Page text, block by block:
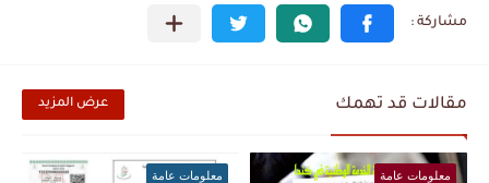
مقالات قد تهمك عرض المزيد
معلومات عامة معلومات عامة